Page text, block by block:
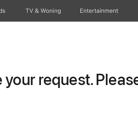
TV & Woning Entertainment
request.